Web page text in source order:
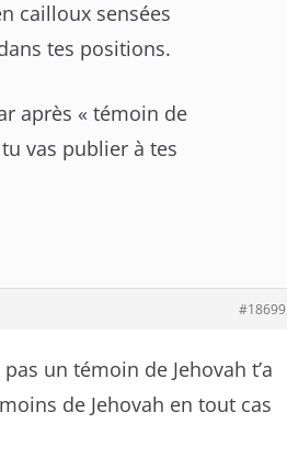
cailloux sensées
tes positions.
après « témoin de
vas publier à tes
#18699
un témoin de Jehovah t’a
de Jehovah en tout cas